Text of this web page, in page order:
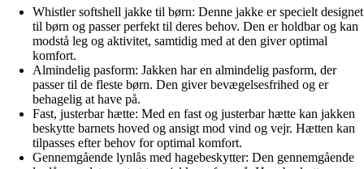
Whistler softshell jakke til børn: Denne jakke er specielt designet
til børn og passer perfekt til deres behov. Den er holdbar og kan
modstå leg og aktivitet, samtidig med at den giver optimal
komfort.
Almindelig pasform: Jakken har en almindelig pasform, der
passer til de fleste børn. Den giver bevægelsesfrihed og er
behagelig at have på.
Fast, justerbar hætte: Med en fast og justerbar hætte kan jakken
beskytte barnets hoved og ansigt mod vind og vejr. Hætten kan
tilpasses efter behov for optimal komfort.
Gennemgående lynlås med hagebeskytter: Den gennemgående